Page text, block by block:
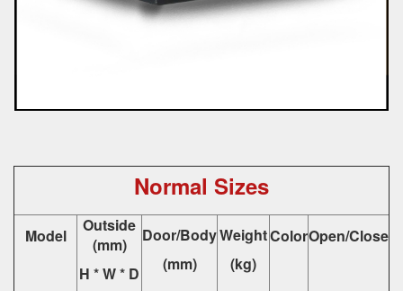
Normal Sizes
Model
Outside
(mm)
H * W * D
Door/Body
(mm)
Weight
(kg)
ColorOpen/Close